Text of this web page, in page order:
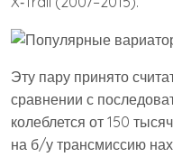
Эту пару принято
сравнении с
колеблется от 150
на б/у трансмиссию